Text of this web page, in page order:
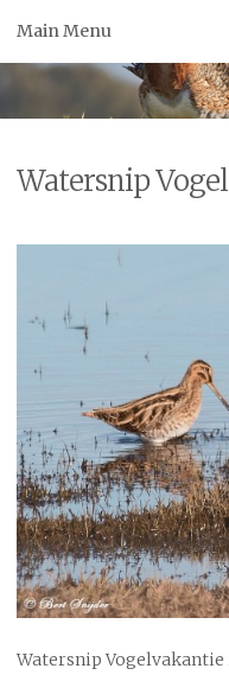
Main Menu
Watersnip
Watersnip